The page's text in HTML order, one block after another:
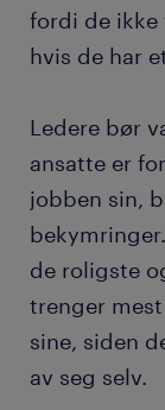
fordi de ikke
hvis de har
Ledere bør
ansatte er
jobben sin,
de roligste
trenger
sine, siden
av seg selv.